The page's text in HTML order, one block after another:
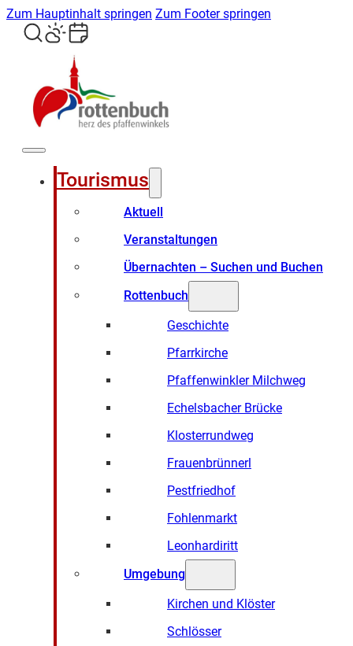
Zum Hauptinhalt springen Zum Footer springen
Tourismus
Aktuell
Veranstaltungen
Übernachten – Suchen und Buchen
Rottenbuch
Geschichte
Pfarrkirche
Pfaffenwinkler Milchweg
Echelsbacher Brücke
Klosterrundweg
Frauenbrünnerl
Pestfriedhof
Fohlenmarkt
Leonhardiritt
Umgebung
Kirchen und Klöster
Schlösser